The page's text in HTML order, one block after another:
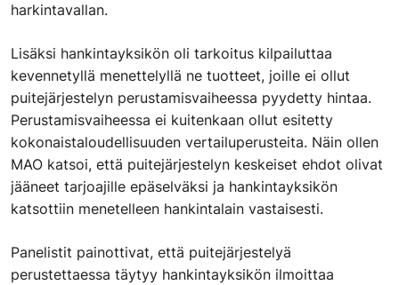
harkintavallan.
Lisäksi hankintayksikön oli tarkoitus kilpailuttaa
kevennetyllä menettelyllä ne tuotteet, joille ei ollut
puitejärjestelyn perustamisvaiheessa pyydetty hintaa.
Perustamisvaiheessa ei kuitenkaan ollut esitetty
kokonaistaloudellisuuden vertailuperusteita. Näin ollen
MAO katsoi, että puitejärjestelyn keskeiset ehdot olivat
jääneet tarjoajille epäselväksi ja hankintayksikön
katsottiin menetelleen hankintalain vastaisesti.
Panelistit painottivat, että puitejärjestelyä
perustettaessa täytyy hankintayksikön ilmoittaa